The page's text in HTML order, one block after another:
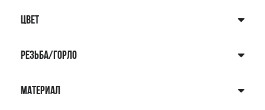
ЦВЕТ
РЕЗЬБА/ГОРЛО
МАТЕРИАЛ